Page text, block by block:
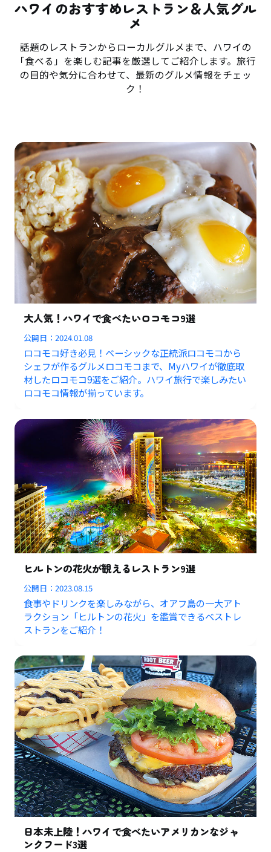
ハワイのおすすめレストラン＆人気グル
メ
話題のレストランからローカルグルメまで、ハワイの
「食べる」を楽しむ記事を厳選してご紹介します。旅行
の目的や気分に合わせて、最新のグルメ情報をチェッ
ク！
大人気！ハワイで食べたいロコモコ9選
公開日：2024.01.08
ロコモコ好き必見！ベーシックな正統派ロコモコから
シェフが作るグルメロコモコまで、Myハワイが徹底取
材したロコモコ9選をご紹介。ハワイ旅行で楽しみたい
ロコモコ情報が揃っています。
ヒルトンの花火が観えるレストラン9選
公開日：2023.08.15
食事やドリンクを楽しみながら、オアフ島の一大アト
ラクション「ヒルトンの花火」を鑑賞できるベストレ
ストランをご紹介！
日本未上陸！ハワイで食べたいアメリカンなジャ
ンクフード3選